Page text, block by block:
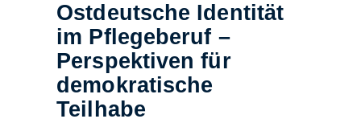
Ostdeutsche Identität
im Pflegeberuf –
Perspektiven für
demokratische
Teilhabe